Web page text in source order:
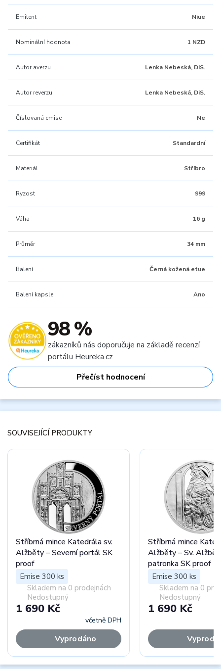
Emitent Niue
Nominální hodnota 1 NZD
Autor averzu Lenka Nebeská, DiS.
Autor reverzu Lenka Nebeská, DiS.
Číslovaná emise Ne
Certifikát Standardní
Materiál Stříbro
Ryzost 999
Váha 16 g
Průměr 34 mm
Balení Černá kožená etue
Balení kapsle Ano
98 %
zákazníků nás doporučuje na základě recenzí
portálu Heureka.cz
Přečíst hodnocení
SOUVISEJÍCÍ PRODUKTY
Stříbrná mince Katedrála sv.
Alžběty – Severní portál SK
proof
Emise 300 ks
Skladem na 0 prodejnách
Nedostupný
1 690 Kč
včetně DPH
Vyprodáno
Stříbrná mince
Alžběty – Sv.
patronka SK proof
Emise 300 ks
Skladem na 0
Nedostupný
1 690 Kč